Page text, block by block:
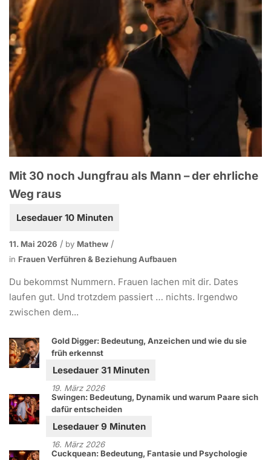
Mit 30 noch Jungfrau als Mann – der ehrliche
Weg raus
11. Mai 2026 by Mathew
in Frauen Verführen & Beziehung Aufbauen
Du bekommst Nummern. Frauen lachen mit dir. Dates
laufen gut. Und trotzdem passiert … nichts. Irgendwo
zwischen dem...
Gold Digger: Bedeutung, Anzeichen und wie du sie
früh erkennst
19. März 2026
Swingen: Bedeutung, Dynamik und warum Paare sich
dafür entscheiden
16. März 2026
Cuckquean: Bedeutung, Fantasie und Psychologie